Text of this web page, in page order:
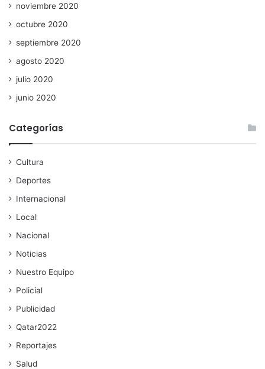
noviembre 2020
octubre 2020
septiembre 2020
agosto 2020
julio 2020
junio 2020
Categorías
Cultura
Deportes
Internacional
Local
Nacional
Noticias
Nuestro Equipo
Policial
Publicidad
Qatar2022
Reportajes
Salud